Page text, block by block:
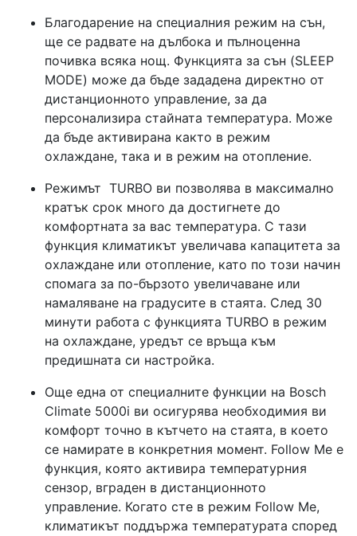
Благодарение на специалния режим на сън,
ще се радвате на дълбока и пълноценна
почивка всяка нощ. Функцията за сън (SLEEP
MODE) може да бъде зададена директно от
дистанционното управление, за да
персонализира стайната температура. Може
да бъде активирана както в режим
охлаждане, така и в режим на отопление.
Режимът TURBO ви позволява в максимално
кратък срок много да достигнете до
комфортната за вас температура. С тази
функция климатикът увеличава капацитета за
охлаждане или отопление, като по този начин
спомага за по-бързото увеличаване или
намаляване на градусите в стаята. След 30
минути работа с функцията TURBO в режим
на охлаждане, уредът се връща към
предишната си настройка.
Още една от специалните функции на Bosch
Climate 5000i ви осигурява необходимия ви
комфорт точно в кътчето на стаята, в което
се намирате в конкретния момент. Follow Me е
функция, която активира температурния
сензор, вграден в дистанционното
управление. Когато сте в режим Follow Me,
климатикът поддържа температурата според